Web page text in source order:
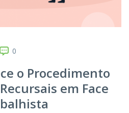
0
o Procedimento
em Face